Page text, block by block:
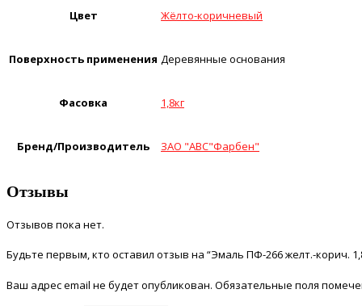
Цвет Жёлто-коричневый
Поверхность применения Деревянные основания
Фасовка 1,8кг
Бренд/Производитель ЗАО "АВС"Фарбен"
Отзывы
Отзывов пока нет.
Будьте первым, кто оставил отзыв на “Эмаль ПФ-266 желт.-корич. 1,8
Ваш адрес email не будет опубликован. Обязательные поля